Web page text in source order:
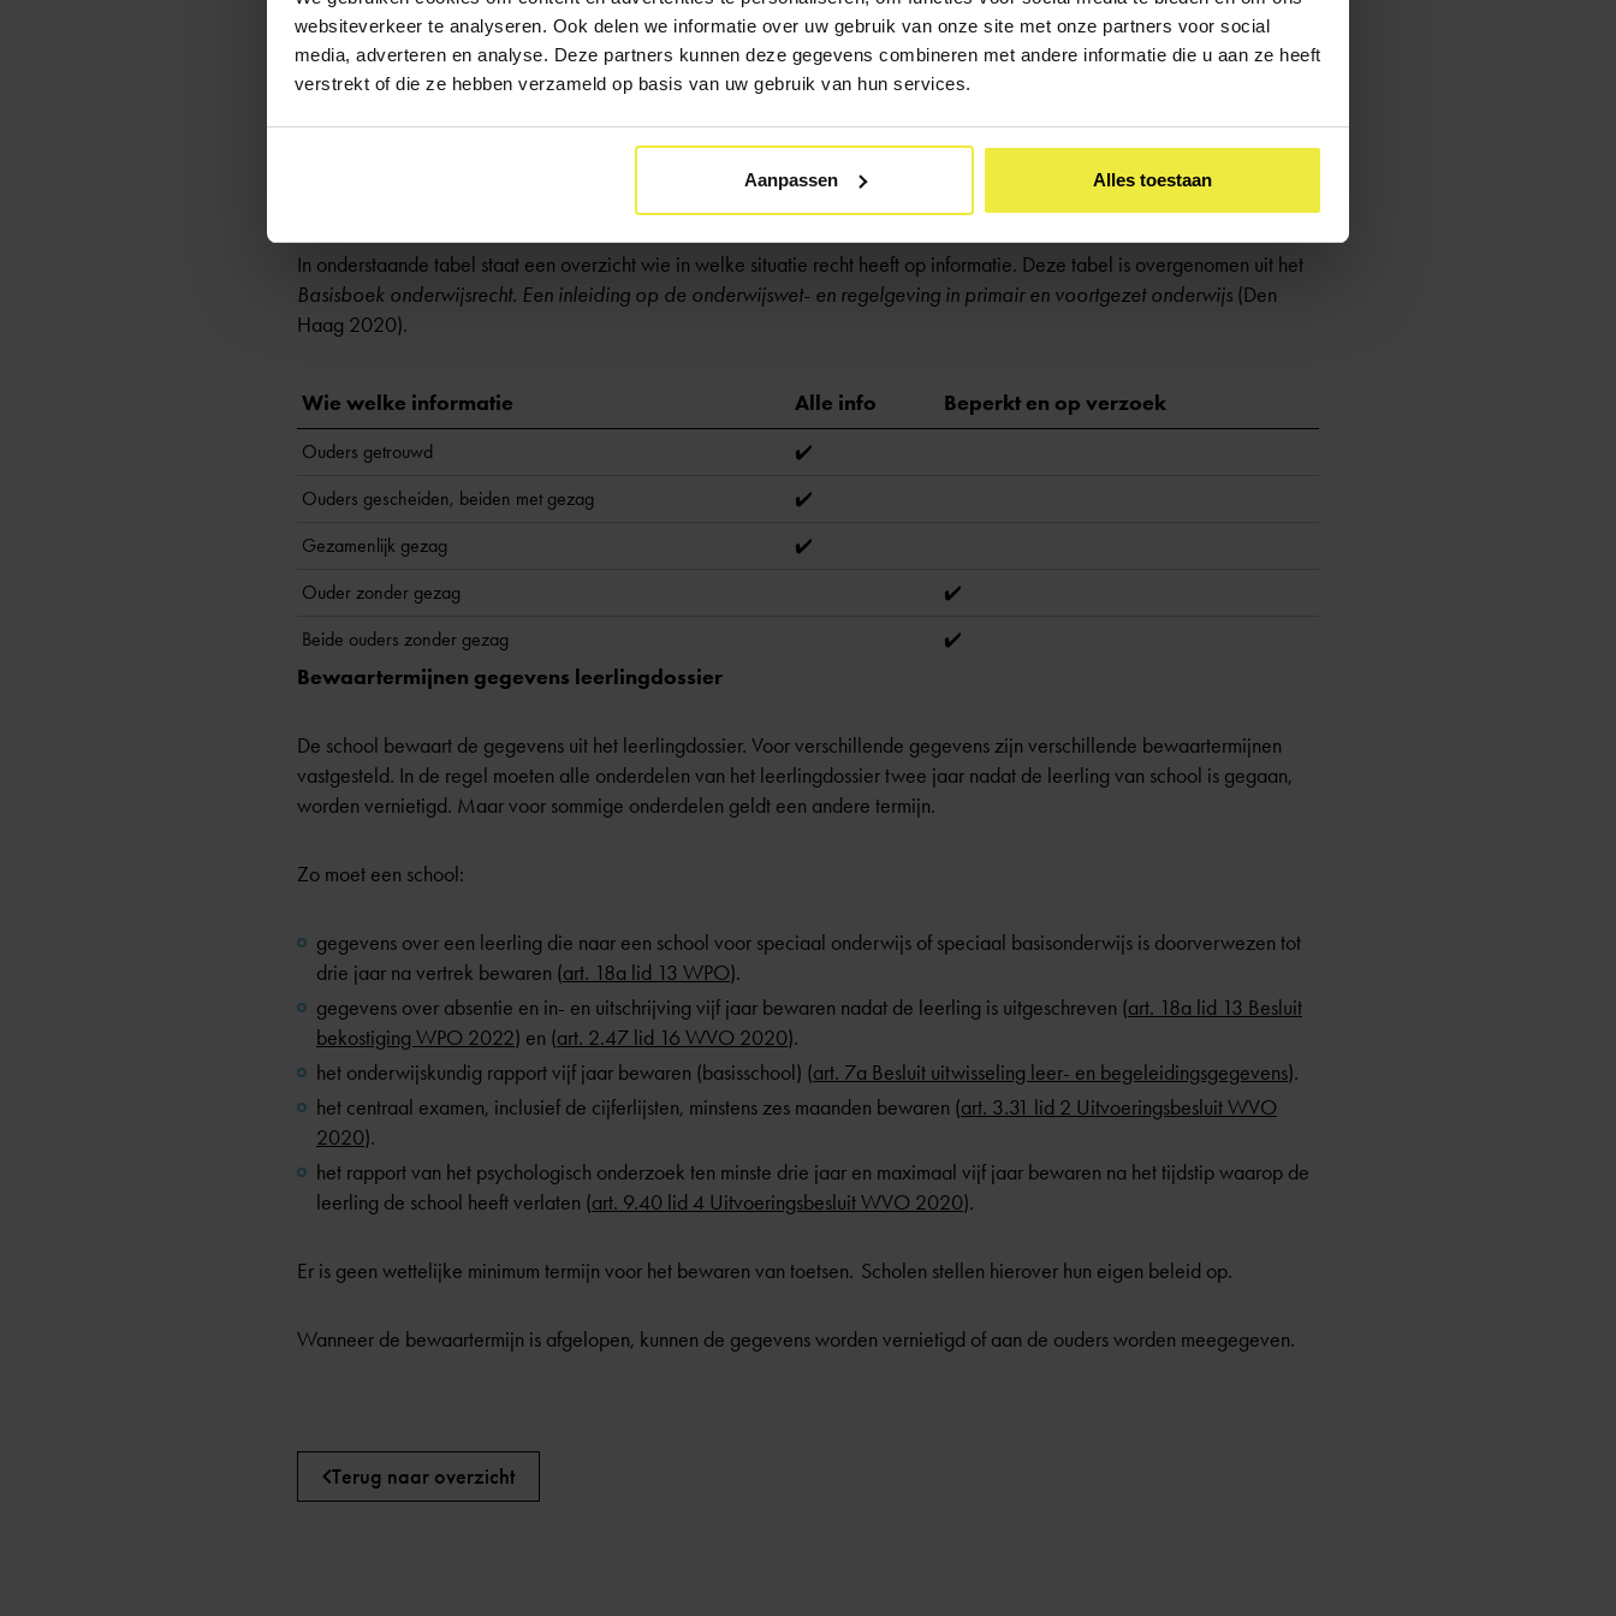
websiteverkeer te analyseren. Ook delen we informatie over uw gebruik van onze site met onze partners voor social
media, adverteren en analyse. Deze partners kunnen deze gegevens combineren met andere informatie die u aan ze heeft
verstrekt of die ze hebben verzameld op basis van uw gebruik van hun services.
Aanpassen Alles toestaan
Een voorbeeld hiervan is als een omgangsregeling tussen ouder en kind is afgewezen en de ouder het kind alsnog probeert
te ontmoeten bij de school. De school weigert dan om informatie te geven die het contact mogelijk maakt. Volgensart.
1:377c van het Burgerlijk Wetboekmoet de school namelijk primair handelen in het belang van het kind.
Wanneer je vindt dat je ten onrechte informatie wordt ontzegd, kun je hierover in gesprek gaan met de school of het bestuur.
over de klachtencommissie en de klachtenprocedure staat in
de schoolgids
In onderstaande tabel staat een overzicht wie in welke situatie recht heeft op informatie. Deze tabel is overgenomen uit het
Basisboek onderwijsrecht. Een inleiding op de onderwijswet- en regelgeving in primair en voortgezet onderwijs (Den
Haag 2020).
Wie welke informatie Alle info Beperkt en op verzoek
Ouders getrouwd ✔️
Ouders gescheiden, beiden met gezag ✔️
Gezamenlijk gezag ✔️
Ouder zonder gezag ✔️
Beide ouders zonder gezag ✔️
Bewaartermijnen gegevens leerlingdossier
De school bewaart de gegevens uit het leerlingdossier. Voor verschillende gegevens zijn verschillende bewaartermijnen
vastgesteld. In de regel moeten alle onderdelen van het leerlingdossier twee jaar nadat de leerling van school is gegaan,
worden vernietigd. Maar voor sommige onderdelen geldt een andere termijn.
Zo moet een school:
gegevens over een leerling die naar een school voor speciaal onderwijs of speciaal basisonderwijs is doorverwezen tot
drie jaar na vertrek bewaren (art. 18a lid 13 WPO).
gegevens over absentie en in- en uitschrijving vijf jaar bewaren nadat de leerling is uitgeschreven (art. 18a lid 13 Besluit
bekostiging WPO 2022) en (art. 2.47 lid 16 WVO 2020).
het onderwijskundig rapport vijf jaar bewaren (basisschool) (art. 7a Besluit uitwisseling leer- en begeleidingsgegevens).
het centraal examen, inclusief de cijferlijsten, minstens zes maanden bewaren (art. 3.31 lid 2 Uitvoeringsbesluit WVO
2020).
het rapport van het psychologisch onderzoek ten minste drie jaar en maximaal vijf jaar bewaren na het tijdstip waarop de
leerling de school heeft verlaten (art. 9.40 lid 4 Uitvoeringsbesluit WVO 2020).
Er is geen wettelijke minimum termijn voor het bewaren van toetsen. Scholen stellen hierover hun eigen beleid op.
Wanneer de bewaartermijn is afgelopen, kunnen de gegevens worden vernietigd of aan de ouders worden meegegeven.
Terug naar overzicht